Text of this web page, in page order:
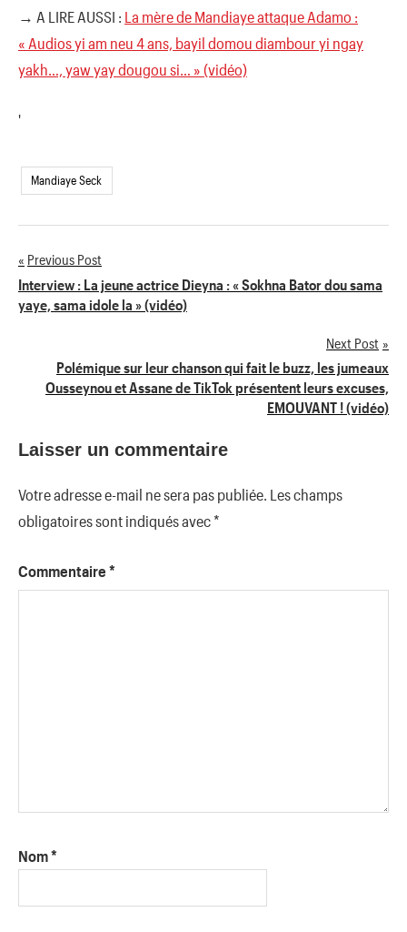
→ A LIRE AUSSI : La mère de Mandiaye attaque Adamo :
« Audios yi am neu 4 ans, bayil domou diambour yi ngay
yakh…, yaw yay dougou si… » (vidéo)
'
Mandiaye Seck
Navigation
de
Previous Post
Interview : La jeune actrice Dieyna : « Sokhna Bator dou sama
yaye, sama idole la » (vidéo)
Next Post
Polémique sur leur chanson qui fait le buzz, les jumeaux
Ousseynou et Assane de TikTok présentent leurs excuses,
EMOUVANT ! (vidéo)
Laisser un commentaire
Votre adresse e-mail ne sera pas publiée. Les champs
obligatoires sont indiqués avec*
Commentaire *
Nom*